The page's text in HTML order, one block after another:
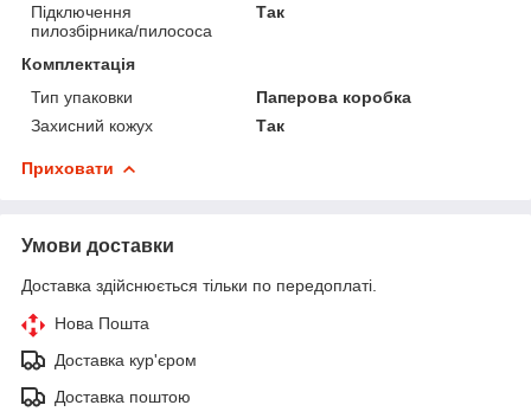
Підключення
пилозбірника/пилососа
Так
Комплектація
Тип упаковки
Паперова коробка
Захисний кожух
Так
Приховати
Умови доставки
Доставка здійснюється тільки по передоплаті.
Нова Пошта
Доставка кур'єром
Доставка поштою